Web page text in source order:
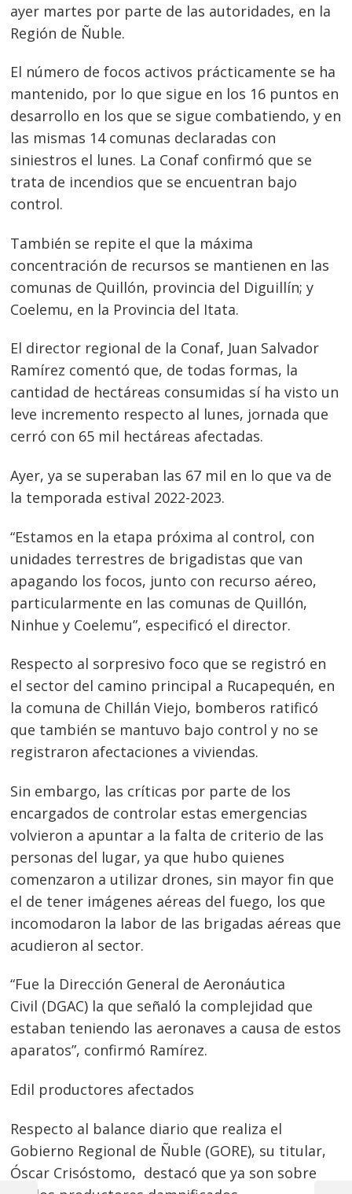
ayer martes por parte de las autoridades, en la
Región de Ñuble.
El número de focos activos prácticamente se ha
mantenido, por lo que sigue en los 16 puntos en
desarrollo en los que se sigue combatiendo, y en
las mismas 14 comunas declaradas con
siniestros el lunes. La Conaf confirmó que se
trata de incendios que se encuentran bajo
control.
También se repite el que la máxima
concentración de recursos se mantienen en las
comunas de Quillón, provincia del Diguillín; y
Coelemu, en la Provincia del Itata.
El director regional de la Conaf, Juan Salvador
Ramírez comentó que, de todas formas, la
cantidad de hectáreas consumidas sí ha visto un
leve incremento respecto al lunes, jornada que
cerró con 65 mil hectáreas afectadas.
Ayer, ya se superaban las 67 mil en lo que va de
la temporada estival 2022-2023.
“Estamos en la etapa próxima al control, con
unidades terrestres de brigadistas que van
apagando los focos, junto con recurso aéreo,
particularmente en las comunas de Quillón,
Ninhue y Coelemu”, especificó el director.
Respecto al sorpresivo foco que se registró en
el sector del camino principal a Rucapequén, en
la comuna de Chillán Viejo, bomberos ratificó
que también se mantuvo bajo control y no se
registraron afectaciones a viviendas.
Sin embargo, las críticas por parte de los
encargados de controlar estas emergencias
volvieron a apuntar a la falta de criterio de las
personas del lugar, ya que hubo quienes
comenzaron a utilizar drones, sin mayor fin que
el de tener imágenes aéreas del fuego, los que
incomodaron la labor de las brigadas aéreas que
acudieron al sector.
“Fue la Dirección General de Aeronáutica
Civil (DGAC) la que señaló la complejidad que
estaban teniendo las aeronaves a causa de estos
aparatos”, confirmó Ramírez.
Edil productores afectados
Respecto al balance diario que realiza el
Gobierno Regional de Ñuble (GORE), su titular,
Óscar Crisóstomo, destacó que ya son sobre